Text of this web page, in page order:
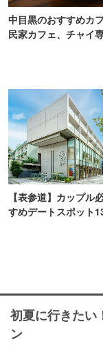
中目黒のおすすめカ
民家カフェ、チャイ
【表参道】カップル
すめデートスポット
初夏に行きたい
ン